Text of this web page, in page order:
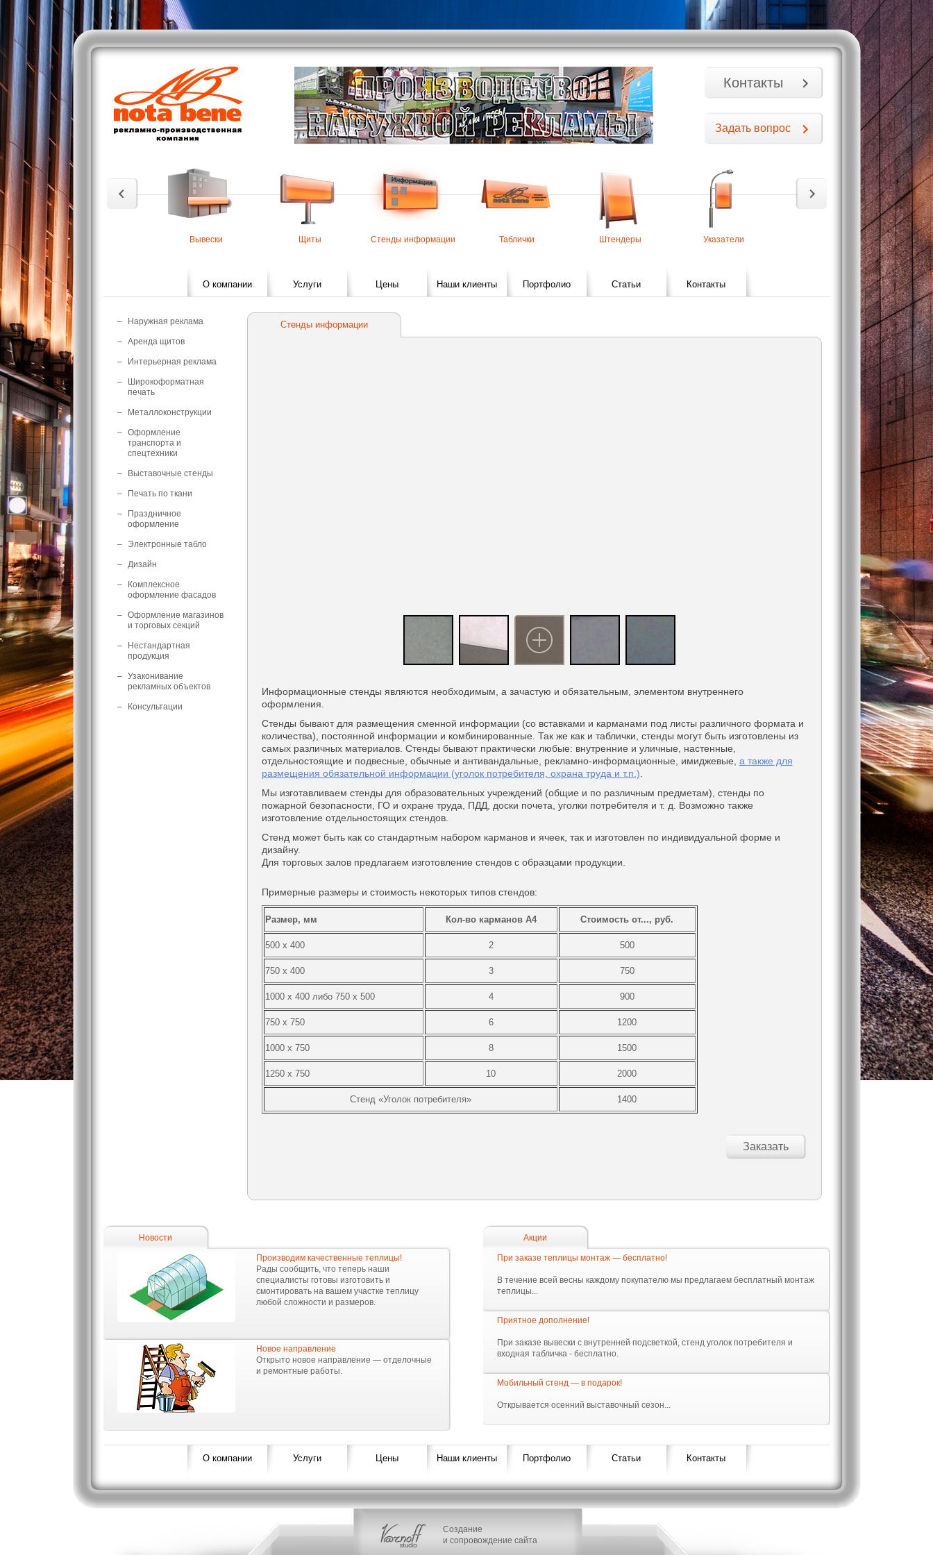
Контакты
Задать вопрос
Вывески Щиты Стенды информации Таблички Штендеры Указатели
Широкоформатная
О компании Услуги Цены Наши клиенты Портфолио Статьи Контакты
– Наружная реклама
– Аренда щитов
– Интерьерная реклама
–
Широкоформатная
печать
– Металлоконструкции
–
Оформление
транспорта и
спецтехники
– Выставочные стенды
– Печать по ткани
–
Праздничное
оформление
– Электронные табло
– Дизайн
–
Комплексное
оформление фасадов
–
Оформление магазинов
и торговых секций
–
Нестандартная
продукция
–
Узаконивание
рекламных объектов
– Консультации
Стенды информации
Информационные стенды являются необходимым, а зачастую и обязательным, элементом внутреннего
оформления.
Стенды бывают для размещения сменной информации (со вставками и карманами под листы различного формата и
количества), постоянной информации и комбинированные. Так же как и таблички, стенды могут быть изготовлены из
самых различных материалов. Стенды бывают практически любые: внутренние и уличные, настенные,
отдельностоящие и подвесные, обычные и антивандальные, рекламно-информационные, имиджевые, а также для
размещения обязательной информации (уголок потребителя, охрана труда и т.п.)
Мы изготавливаем стенды для образовательных учреждений (общие и по различным предметам), стенды по
пожарной безопасности, ГО и охране труда, ПДД, доски почета, уголки потребителя и т. д. Возможно также
изготовление отдельностоящих стендов.
Стенд может быть как со стандартным набором карманов и ячеек, так и изготовлен по индивидуальной форме и
дизайну.
Для торговых залов предлагаем изготовление стендов с образцами продукции.
Примерные размеры и стоимость некоторых типов стендов:
Размер, мм Кол-во карманов А4 Стоимость от..., руб.
500 х 400 2 500
750 х 400 3 750
1000 х 400 либо 750 х 500 4 900
750 х 750 6 1200
1000 х 750 8 1500
1250 х 750 10 2000
Стенд «Уголок потребителя» 1400
Заказать
Новости
Производим качественные теплицы!
Рады сообщить, что теперь наши
специалисты готовы изготовить и
смонтировать на вашем участке теплицу
любой сложности и размеров.
Новое направление
Открыто новое направление — отделочные
и ремонтные работы.
Акции
При заказе теплицы монтаж — бесплатно!
В течение всей весны каждому покупателю мы предлагаем бесплатный монтаж
теплицы...
Приятное дополнение!
При заказе вывески с внутренней подсветкой, стенд уголок потребителя и
входная табличка - бесплатно.
Мобильный стенд — в подарок!
Открывается осенний выставочный сезон...
О компании Услуги Цены Наши клиенты Портфолио Статьи Контакты
Создание
и сопровождение сайта